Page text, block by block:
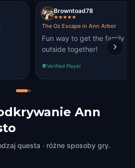
Browntoad78
The Oz Escape in Ann Arbor
Fun way to get the family all
outside together!
Verified Player
Ann
questa · różne sposoby gry.